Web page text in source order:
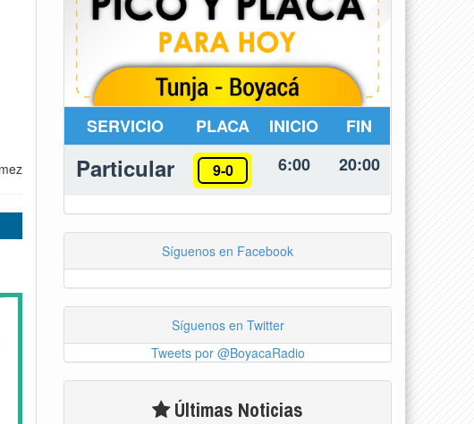
SERVICIO PLACA INICIO FIN
Particular 9-0 6:00 20:00
Síguenos en Facebook
Síguenos en Twitter
Tweets por @BoyacaRadio
Últimas Noticias